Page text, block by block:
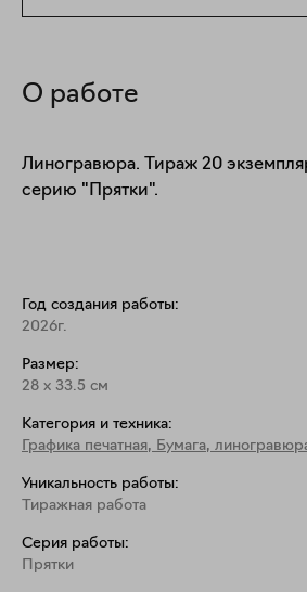
О работе
Линогравюра. Тираж 20
серию "Прятки".
Год создания работы:
2026г.
Размер:
28 x 33.5 см
Категория и техника:
Графика печатная, Бумага,
Уникальность работы:
Тиражная работа
Серия работы:
Прятки